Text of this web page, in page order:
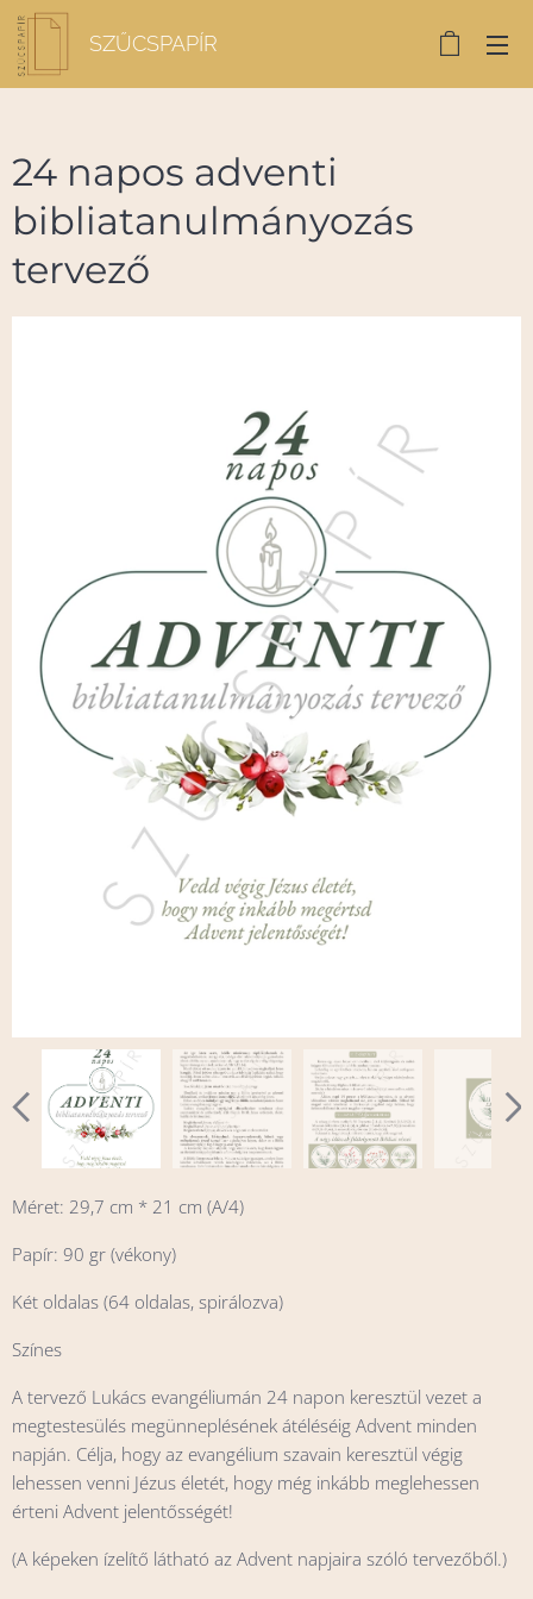
SZŰCSPAPÍR
24 napos adventi
bibliatanulmányozás
tervező
Méret: 29,7 cm * 21 cm (A/4)
Papír: 90 gr (vékony)
Két oldalas (64 oldalas, spirálozva)
Színes
A tervező Lukács evangéliumán 24 napon keresztül vezet a
megtestesülés megünneplésének átéléséig Advent minden
napján. Célja, hogy az evangélium szavain keresztül végig
lehessen venni Jézus életét, hogy még inkább meglehessen
érteni Advent jelentősségét!
(A képeken ízelítő látható az Advent napjaira szóló tervezőből.)